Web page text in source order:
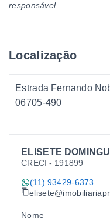
ELISETE
CRECI - 191899
(11) 93429-6373
Nome
responsável.
Localização
Estrada Fernando
06705-490